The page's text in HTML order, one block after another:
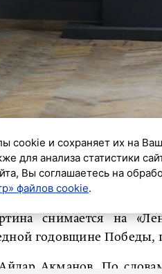
Галибин в качестве
снимается на
годовщине Победы,
Акманов. По
cookie и сохраняет их на
для анализа статистики
Вы соглашаетесь на
файлов cookie.